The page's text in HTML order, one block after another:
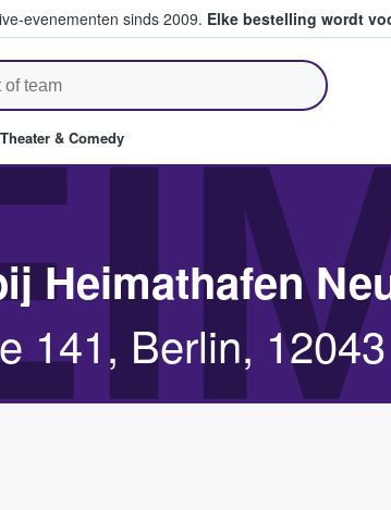
evenementen sinds 2009. Elke bestelling wordt
kopen en verkopen
Theater & Comedy
Heimathafen
141, Berlin, 12043